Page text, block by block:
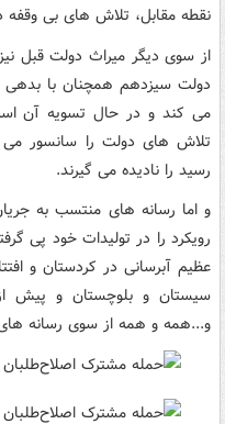
نقطه مقابل، تلاش های بی وقفه
از سوی دیگر میراث دولت قبل
دولت سیزدهم همچنان با
می کند و در حال تسویه آن
تلاش های دولت را سانسور
رسید را نادیده می گیرند.
و اما رسانه های منتسب به
رویکرد را در تولیدات خود پی
عظیم آبرسانی در کردستان و
سیستان و بلوچستان و پیش
و...همه و همه از سوی رسانه